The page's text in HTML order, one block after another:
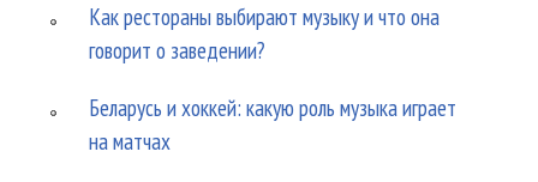
Как рестораны выбирают музыку и что она
говорит о заведении?
Беларусь и хоккей: какую роль музыка играет
на матчах